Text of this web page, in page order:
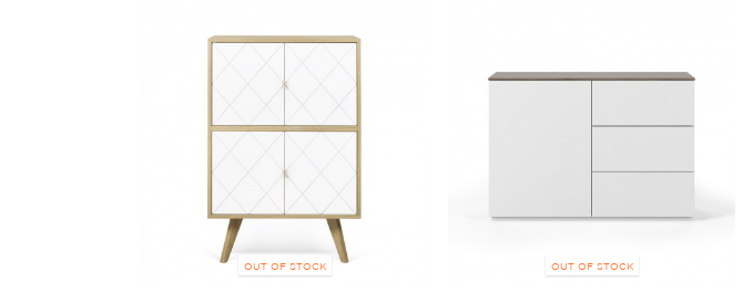
OUT OF STOCK OUT OF STOCK